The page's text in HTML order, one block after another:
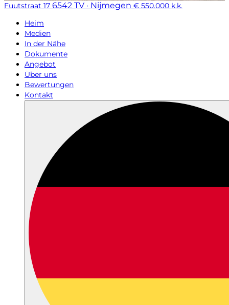
Fuutstraat 17 6542 TV · Nijmegen € 550.000 k.k.
Heim
Medien
In der Nähe
Dokumente
Angebot
Über uns
Bewertungen
Kontakt